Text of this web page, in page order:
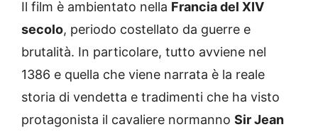
Il film è ambientato nella Francia del XIV
secolo, periodo costellato da guerre e
brutalità. In particolare, tutto avviene nel
1386 e quella che viene narrata è la reale
storia di vendetta e tradimenti che ha visto
protagonista il cavaliere normanno Sir Jean